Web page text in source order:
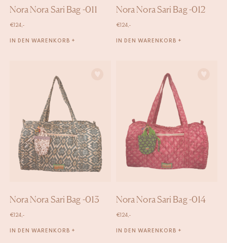
Nora Nora Sari Bag -011
€ 124,-
IN DEN WARENKORB +
Nora Nora Sari Bag -012
€ 124,-
IN DEN WARENKORB +
Nora Nora Sari Bag -013
€ 124,-
IN DEN WARENKORB +
Nora Nora Sari Bag -014
€ 124,-
IN DEN WARENKORB +